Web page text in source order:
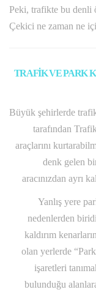
Peki, trafikte bu denli
Çekici ne zaman ne
TRAFİK VE PARK
Büyük şehirlerde
tarafından
araçlarını
denk gelen
aracınızdan ayrı
Yanlış yere
nedenlerden
kaldırım
olan yerlerde
işaretleri
bulunduğu